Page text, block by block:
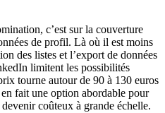
c’est sur la couverture
de profil. Là où il est moins
des listes et l’export de données
limitent les possibilités
tourne autour de 90 à 130 euros
fait une option abordable pour
coûteux à grande échelle.